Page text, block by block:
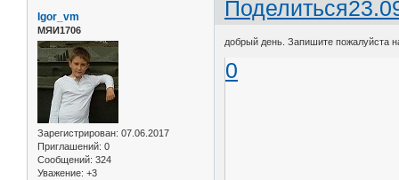
Поделиться
Igor_vm
МЯИ1706
Зарегистрирован: 07.06.2017
Приглашений: 0
Сообщений: 324
Уважение: +3
добрый день. Запишите пожалуйста
0